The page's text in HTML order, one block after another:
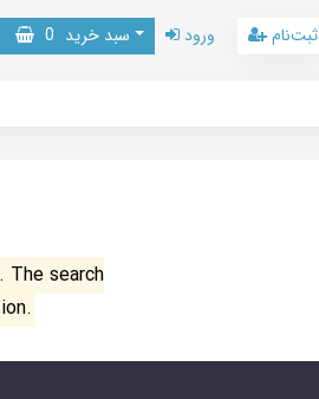
سبد خرید 0 ورود ثبت‌نام